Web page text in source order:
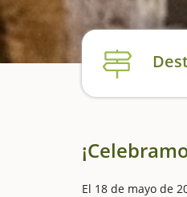
El 18 de mayo de